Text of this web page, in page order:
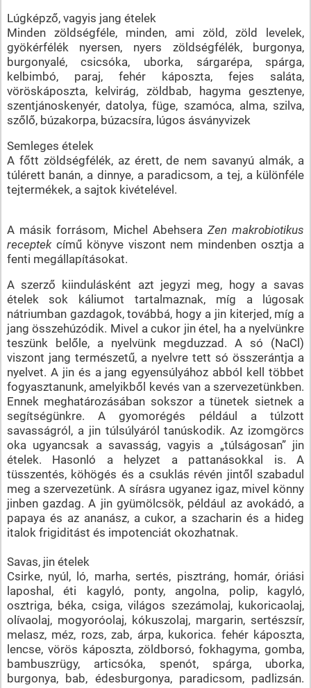
Lúgképző, vagyis jang ételek
Minden zöldségféle, minden, ami zöld, zöld levelek,
gyökérfélék nyersen, nyers zöldségfélék, burgonya,
burgonyalé, csicsóka, uborka, sárgarépa, spárga,
kelbimbó, paraj, fehér káposzta, fejes saláta,
vöröskáposzta, kelvirág, zöldbab, hagyma gesztenye,
szentjánoskenyér, datolya, füge, szamóca, alma, szilva,
szőlő, búzakorpa, búzacsíra, lúgos ásványvizek
Semleges ételek
A főtt zöldségfélék, az érett, de nem savanyú almák, a
túlérett banán, a dinnye, a paradicsom, a tej, a különféle
tejtermékek, a sajtok kivételével.
A másik forrásom, Michel AbehseraZen makrobiotikus
receptekcímű könyve viszont nem mindenben osztja a
fenti megállapításokat.
A szerző kiindulásként azt jegyzi meg, hogy a savas
ételek sok káliumot tartalmaznak, míg a lúgosak
nátriumban gazdagok, továbbá, hogy a jin kiterjed, míg a
jang összehúzódik. Mivel a cukor jin étel, ha a nyelvünkre
teszünk belőle, a nyelvünk megduzzad. A só (NaCl)
viszont jang természetű, a nyelvre tett só összerántja a
nyelvet. A jin és a jang egyensúlyához abból kell többet
fogyasztanunk, amelyikből kevés van a szervezetünkben.
Ennek meghatározásában sokszor a tünetek sietnek a
segítségünkre. A gyomorégés például a túlzott
savasságról, a jin túlsúlyáról tanúskodik. Az izomgörcs
oka ugyancsak a savasság, vagyis a „túlságosan” jin
ételek. Hasonló a helyzet a pattanásokkal is. A
tüsszentés, köhögés és a csuklás révén jintől szabadul
meg a szervezetünk. A sírásra ugyanez igaz, mivel könny
jinben gazdag. A jin gyümölcsök, például az avokádó, a
papaya és az ananász, a cukor, a szacharin és a hideg
italok frigiditást és impotenciát okozhatnak.
Savas, jin ételek
Csirke, nyúl, ló, marha, sertés, pisztráng, homár, óriási
laposhal, éti kagyló, ponty, angolna, polip, kagyló,
osztriga, béka, csiga, világos szezámolaj, kukoricaolaj,
olívaolaj, mogyoróolaj, kókuszolaj, margarin, sertészsír,
melasz, méz, rozs, zab, árpa, kukorica. fehér káposzta,
lencse, vörös káposzta, zöldborsó, fokhagyma, gomba,
bambuszrügy, articsóka, spenót, spárga, uborka,
burgonya, bab, édesburgonya, paradicsom, padlizsán.